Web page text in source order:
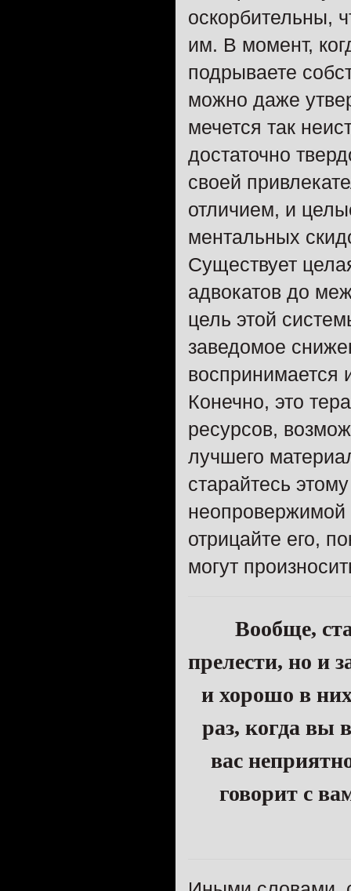
оскорбительны,
им. В момент,
подрываете
можно даже
мечется так
достаточно
своей
отличием, и
ментальных
Существует
адвокатов до
цель этой
заведомое
воспринимается
Конечно, это
ресурсов,
лучшего
старайтесь
отрицайте его,
могут
Вообще,
прелести, но и
и хорошо в
раз, когда вы
вас
говорит с